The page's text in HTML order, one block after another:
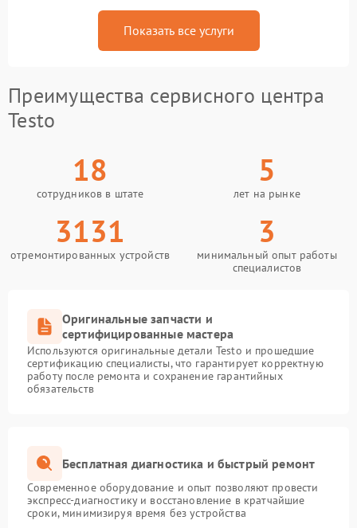
Показать все услуги
Преимущества сервисного центра
Testo
18
сотрудников в штате
5
лет на рынке
3131
отремонтированных устройств
3
минимальный опыт работы
специалистов
Оригинальные запчасти и
сертифицированные мастера
Используются оригинальные детали Testo и прошедшие
сертификацию специалисты, что гарантирует корректную
работу после ремонта и сохранение гарантийных
обязательств
Бесплатная диагностика и быстрый ремонт
Современное оборудование и опыт позволяют провести
экспресс-диагностику и восстановление в кратчайшие
сроки, минимизируя время без устройства